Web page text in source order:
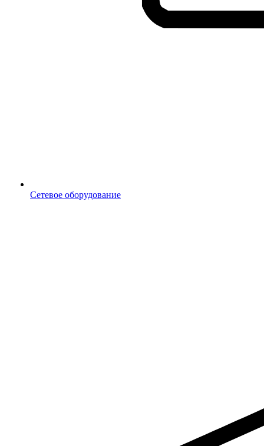
Сетевое оборудование